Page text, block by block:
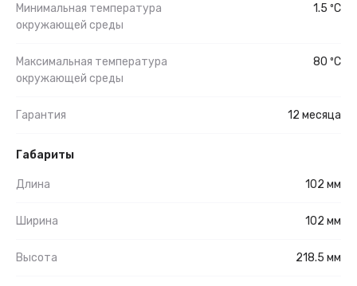
Минимальная температура
окружающей среды
1.5 ºС
Максимальная температура
окружающей среды
80 ºС
Гарантия 12 месяца
Габариты
Длина 102 мм
Ширина 102 мм
Высота 218.5 мм